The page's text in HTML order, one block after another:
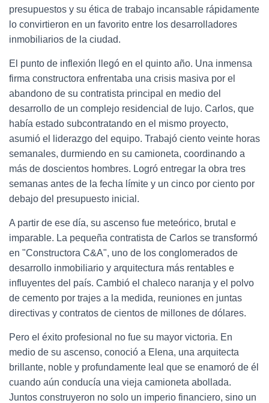
presupuestos y su ética de trabajo incansable rápidamente
lo convirtieron en un favorito entre los desarrolladores
inmobiliarios de la ciudad.
El punto de inflexión llegó en el quinto año. Una inmensa
firma constructora enfrentaba una crisis masiva por el
abandono de su contratista principal en medio del
desarrollo de un complejo residencial de lujo. Carlos, que
había estado subcontratando en el mismo proyecto,
asumió el liderazgo del equipo. Trabajó ciento veinte horas
semanales, durmiendo en su camioneta, coordinando a
más de doscientos hombres. Logró entregar la obra tres
semanas antes de la fecha límite y un cinco por ciento por
debajo del presupuesto inicial.
A partir de ese día, su ascenso fue meteórico, brutal e
imparable. La pequeña contratista de Carlos se transformó
en "Constructora C&A", uno de los conglomerados de
desarrollo inmobiliario y arquitectura más rentables e
influyentes del país. Cambió el chaleco naranja y el polvo
de cemento por trajes a la medida, reuniones en juntas
directivas y contratos de cientos de millones de dólares.
Pero el éxito profesional no fue su mayor victoria. En
medio de su ascenso, conoció a Elena, una arquitecta
brillante, noble y profundamente leal que se enamoró de él
cuando aún conducía una vieja camioneta abollada.
Juntos construyeron no solo un imperio financiero, sino un